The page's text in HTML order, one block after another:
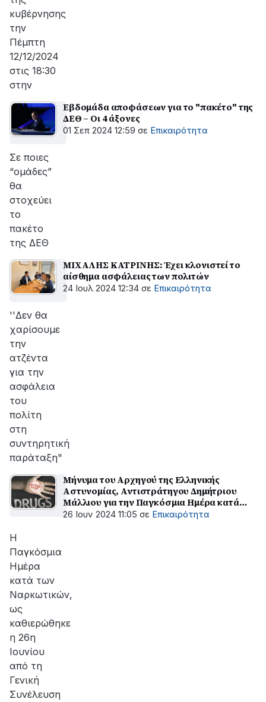
κυβέρνησης
την
Πέμπτη
12/12/2024
στις 18:30
στην
Εβδομάδα αποφάσεων για το "πακέτο" της
ΔΕΘ – Οι 4 άξονες
01 Σεπ 2024 12:59 σε Επικαιρότητα
Σε ποιες
“ομάδες”
θα
στοχεύει
το
πακέτο
της ΔΕΘ
ΜΙΧΑΛΗΣ ΚΑΤΡΙΝΗΣ: Έχει κλονιστεί το
αίσθημα ασφάλειας των πολιτών
24 Ιουλ 2024 12:34 σε Επικαιρότητα
''Δεν θα
χαρίσουμε
την
ατζέντα
για την
ασφάλεια
του
πολίτη
στη
συντηρητική
παράταξη"
Μήνυμα του Αρχηγού της Ελληνικής
Αστυνομίας, Αντιστράτηγου Δημήτριου
Μάλλιου για την Παγκόσμια Ημέρα κατά
των ναρκωτικών
26 Ιουν 2024 11:05 σε Επικαιρότητα
Η
Παγκόσμια
Ημέρα
κατά των
Ναρκωτικών,
ως
καθιερώθηκε
η 26η
Ιουνίου
από τη
Γενική
Συνέλευση